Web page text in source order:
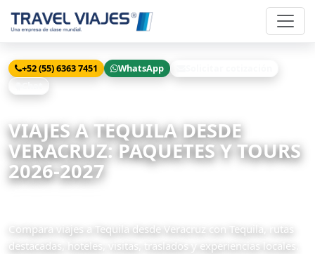
+52 (55) 6363 7451 WhatsApp
VIAJES A TEQUILA DESDE
VERACRUZ: PAQUETES Y TOURS
2026-2027
Compara viajes a Tequila desde Veracruz con Tequila, rutas
destacadas, hoteles, visitas, traslados y experiencias locales.